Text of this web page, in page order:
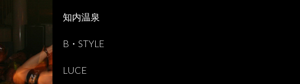
知内温泉
B ・ STYLE
LUCE